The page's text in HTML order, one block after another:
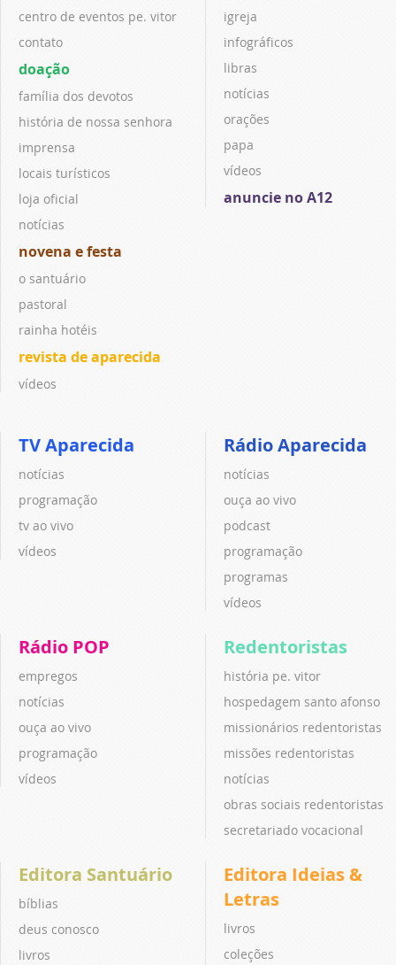
centro de eventos pe. vitor
contato
doação
família dos devotos
história de nossa senhora
imprensa
locais turísticos
loja oficial
notícias
novena e festa
o santuário
pastoral
rainha hotéis
revista de aparecida
vídeos
igreja
infográficos
libras
notícias
orações
papa
vídeos
anuncie no A12
TV Aparecida
notícias
programação
tv ao vivo
vídeos
Rádio Aparecida
notícias
ouça ao vivo
podcast
programação
programas
vídeos
Rádio POP
empregos
notícias
ouça ao vivo
programação
vídeos
Redentoristas
história pe. vitor
hospedagem santo afonso
missionários redentoristas
missões redentoristas
notícias
obras sociais redentoristas
secretariado vocacional
Editora Santuário
bíblias
deus conosco
livros
Editora Ideias &
Letras
livros
coleções